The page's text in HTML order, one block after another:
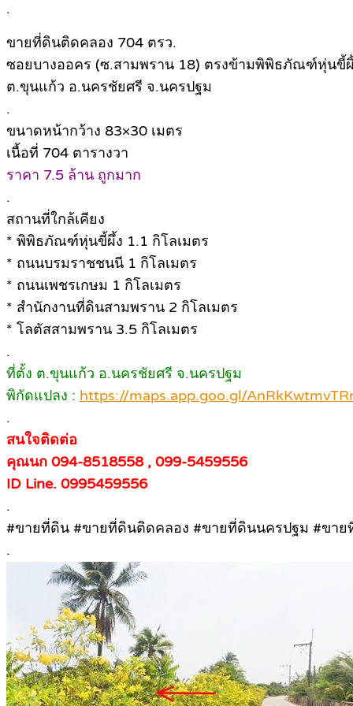
.
ขายที่ดินติดคลอง 704 ตรว.
ซอยบางออคร (ซ.สามพราน 18) ตรงข้ามพิพิธภัณฑ์หุ่นขี้
ต.ขุนแก้ว อ.นครชัยศรี จ.นครปฐม
.
ขนาดหน้ากว้าง 83×30 เมตร
เนื้อที่ 704 ตารางวา
ราคา 7.5 ล้าน ถูกมาก
.
สถานที่ใกล้เคียง
* พิพิธภัณฑ์หุ่นขี้ผึ้ง 1.1 กิโลเมตร
* ถนนบรมราชชนนี 1 กิโลเมตร
* ถนนเพชรเกษม 1 กิโลเมตร
* สำนักงานที่ดินสามพราน 2 กิโลเมตร
* โลตัสสามพราน 3.5 กิโลเมตร
.
ที่ตั้ง ต.ขุนแก้ว อ.นครชัยศรี จ.นครปฐม
พิกัดแปลง : https://maps.app.goo.gl/
.
สนใจติดต่อ
คุณนก 094-8518558 , 099-5459556
ID Line. 0995459556
.
#ขายที่ดิน #ขายที่ดินติดคลอง #ขายที่ดินนครปฐม #ขา
.